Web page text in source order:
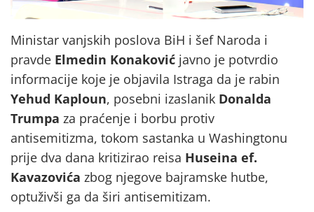
Ministar vanjskih poslova BiH i šef Naroda i
pravde Elmedin Konaković javno je potvrdio
informacije koje je objavila Istraga da je rabin
Yehud Kaploun, posebni izaslanik Donalda
Trumpa za praćenje i borbu protiv
antisemitizma, tokom sastanka u Washingtonu
prije dva dana kritizirao reisa Huseina ef.
Kavazovića zbog njegove bajramske hutbe,
optuživši ga da širi antisemitizam.